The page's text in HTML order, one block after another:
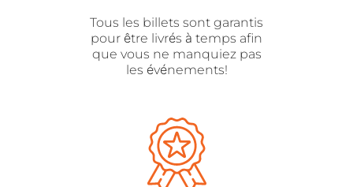
Tous les billets sont garantis
pour être livrés à temps afin
que vous ne manquiez pas
les événements!